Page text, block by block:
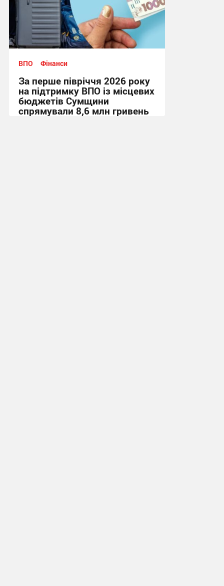
ВПО Фінанси
За перше півріччя 2026 року
на підтримку ВПО із місцевих
бюджетів Сумщини
спрямували 8,6 млн гривень